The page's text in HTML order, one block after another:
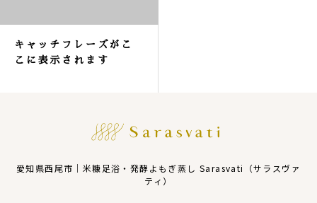
キャッチフレーズがこ
こに表示されます
愛知県西尾市｜米糠足浴・発酵よもぎ蒸し Sarasvati（サラスヴァ
ティ）